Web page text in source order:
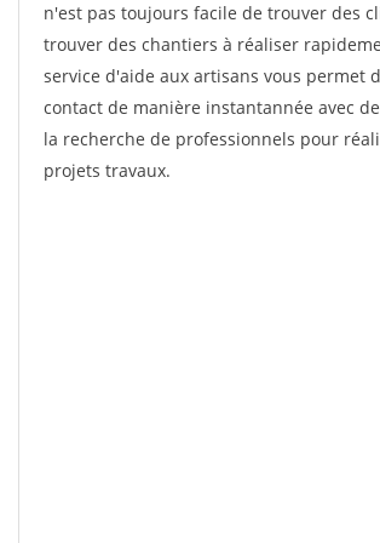
n'est pas toujours facile de trouver des
trouver des chantiers à réaliser
service d'aide aux artisans vous permet
contact de manière instantannée avec
la recherche de professionnels pour
projets travaux.